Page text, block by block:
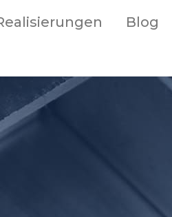
Blog